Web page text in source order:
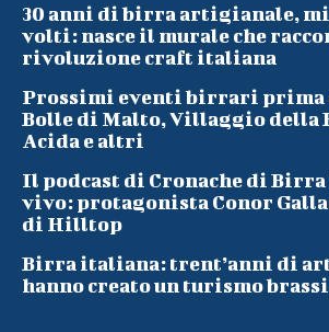
30 anni di birra artigianale,
volti: nasce il murale che
rivoluzione craft italiana
Prossimi eventi birrari prima
Bolle di Malto, Villaggio della
Acida e altri
Il podcast di Cronache di
vivo: protagonista Conor
di Hilltop
Birra italiana: trent’anni di
hanno creato un turismo